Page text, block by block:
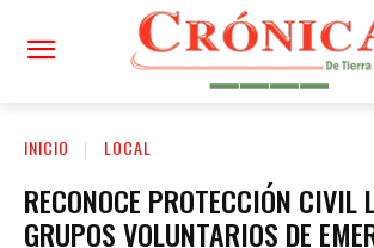
INICIO LOCAL
RECONOCE PROTECCIÓN CIVIL
GRUPOS VOLUNTARIOS DE